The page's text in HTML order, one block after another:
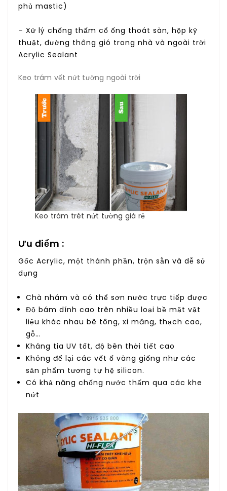
phủ mastic)
– Xử lý chống thấm cổ ống thoát sàn, hộp kỹ
thuật, đường thông gió trong nhà và ngoài trời
Acrylic Sealant
Keo trám vết nứt tường ngoài trời
Keo trám trét nứt tường giá rẻ
Ưu điểm :
Gốc Acrylic, một thành phần, trộn sẵn và dễ sử
dụng
Chà nhám và có thể sơn nước trực tiếp được
Độ bám dính cao trên nhiều loại bề mặt vật
liệu khác nhau bê tông, xi măng, thạch cao,
gỗ…
Kháng tia UV tốt, độ bên thời tiết cao
Không để lại các vết ố vàng giống như các
sản phẩm tương tự hệ silicon.
Có khả năng chống nước thấm qua các khe
nứt